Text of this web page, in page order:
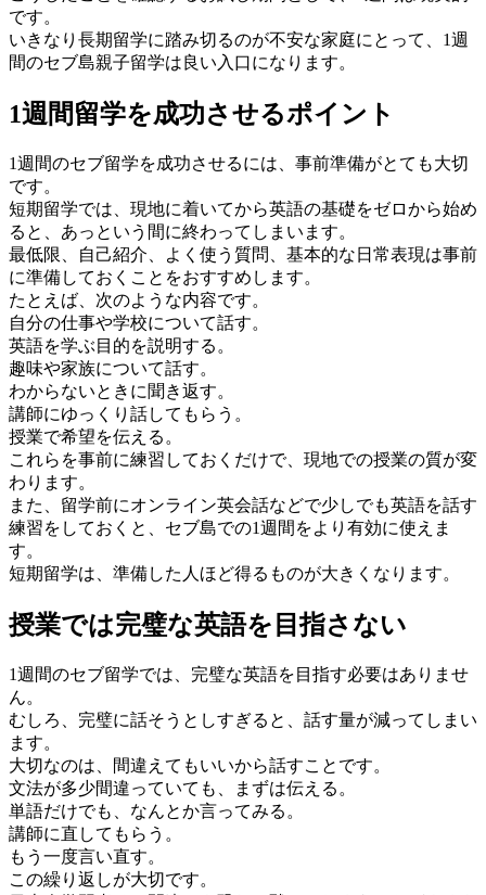
です。
いきなり長期留学に踏み切るのが不安な家庭にとって、1週
間のセブ島親子留学は良い入口になります。
1週間留学を成功させるポイント
1週間のセブ留学を成功させるには、事前準備がとても大切
です。
短期留学では、現地に着いてから英語の基礎をゼロから始め
ると、あっという間に終わってしまいます。
最低限、自己紹介、よく使う質問、基本的な日常表現は事前
に準備しておくことをおすすめします。
たとえば、次のような内容です。
自分の仕事や学校について話す。
英語を学ぶ目的を説明する。
趣味や家族について話す。
わからないときに聞き返す。
講師にゆっくり話してもらう。
授業で希望を伝える。
これらを事前に練習しておくだけで、現地での授業の質が変
わります。
また、留学前にオンライン英会話などで少しでも英語を話す
練習をしておくと、セブ島での1週間をより有効に使えま
す。
短期留学は、準備した人ほど得るものが大きくなります。
授業では完璧な英語を目指さない
1週間のセブ留学では、完璧な英語を目指す必要はありませ
ん。
むしろ、完璧に話そうとしすぎると、話す量が減ってしまい
ます。
大切なのは、間違えてもいいから話すことです。
文法が多少間違っていても、まずは伝える。
単語だけでも、なんとか言ってみる。
講師に直してもらう。
もう一度言い直す。
この繰り返しが大切です。